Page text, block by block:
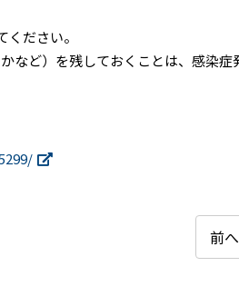
ださい。
など）を残しておくことは、感染
前へ